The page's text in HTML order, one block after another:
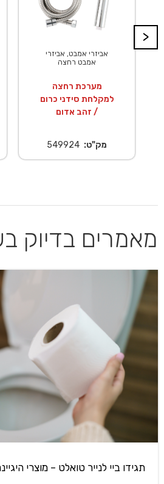
>
אביזרי אמבט, אביזרי
אמבט רחצה
מערכת רחצה
למקלחת סידני כרום
/ זהב אדום
מק"ט: 549924
מאמרים בדיוק
תגידו ביי לנייר טואלט – מוצרי